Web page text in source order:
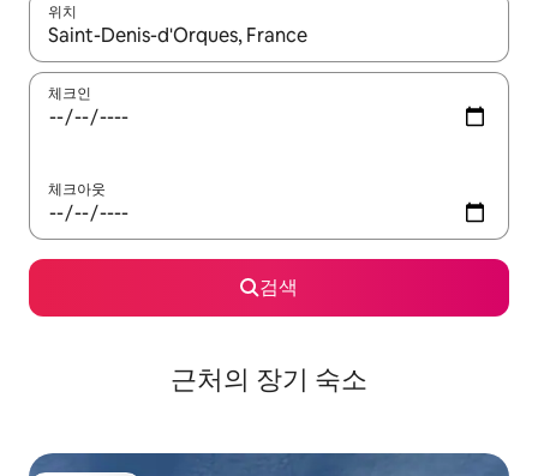
위치
결과가 나오면 위·아래 화살표 키를 사용하거나 터치 또는 스와이
체크인
체크아웃
검색
근처의 장기 숙소